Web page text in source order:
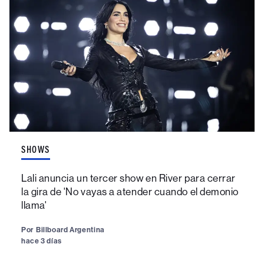
SHOWS
Lali anuncia un tercer show en River para cerrar
la gira de 'No vayas a atender cuando el demonio
llama'
Por Billboard Argentina
hace 3 días